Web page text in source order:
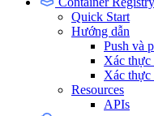
Quick Start
Hướng dẫn
Push và
Xác thực
Xác thực
Resources
APIs